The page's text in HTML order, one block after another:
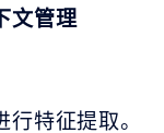
文管理
特征提取。